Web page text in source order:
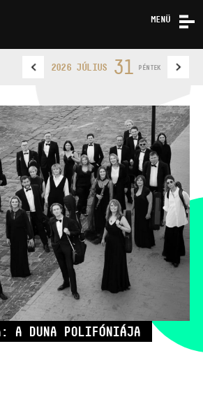
MENÜ
TELEFON
JEGYPÉNZTÁR
NYITVA TARTÁSA
HÉTFŐ:09:00-18:00
KEDD:09:00-20:00
2026 JÚLIUS 31 PÉNTEK
A DUNA POLIFÓNIÁJA